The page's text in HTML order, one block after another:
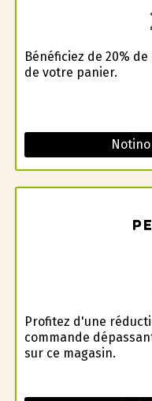
Bénéficiez de 20%
de votre panier.
Profitez d'une
commande
sur ce magasin.